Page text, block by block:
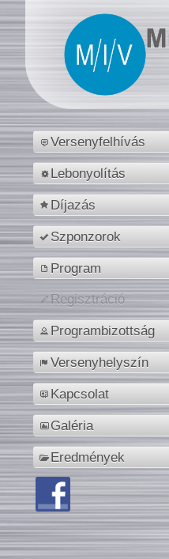
Versenyfelhívás
Lebonyolítás
Díjazás
Szponzorok
Program
Regisztráció
Programbizottság
Versenyhelyszín
Kapcsolat
Galéria
Eredmények